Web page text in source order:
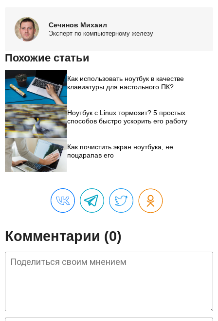
Сечинов Михаил
Эксперт по компьютерному железу
Похожие статьи
Как использовать ноутбук в качестве
клавиатуры для настольного ПК?
Ноутбук с Linux тормозит? 5 простых
способов быстро ускорить его работу
Как почистить экран ноутбука, не
поцарапав его
Комментарии (0)